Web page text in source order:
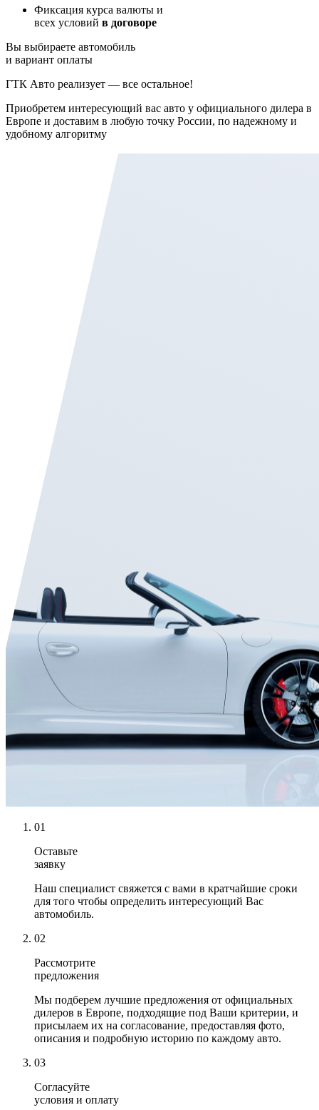
Фиксация курса валюты и
всех условий в договоре
Вы выбираете автомобиль
и вариант оплаты
ГТК Авто реализует — все остальное!
Приобретем интересующий вас авто у официального дилера в
Европе и доставим в любую точку России, по надежному и
удобному алгоритму
01
Оставьте
заявку
Наш специалист свяжется с вами в кратчайшие сроки
для того чтобы определить интересующий Вас
автомобиль.
02
Рассмотрите
предложения
Мы подберем лучшие предложения от официальных
дилеров в Европе, подходящие под Ваши критерии, и
присылаем их на согласование, предоставляя фото,
описания и подробную историю по каждому авто.
03
Согласуйте
условия и оплату